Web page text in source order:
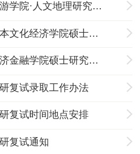
2020年西安外国语大学旅游学院·人文地理研究所硕士研究生复试工作实施细则
2020年西安外国语大学日本文化经济学院硕士研究生复试工作实施细则
2020年西安外国语大学经济金融学院硕士研究生复试工作实施细则
复试录取工作办法
复试时间地点安排
复试通知